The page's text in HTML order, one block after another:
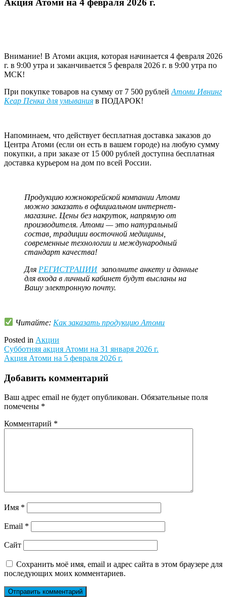
Акция Атоми на 4 февраля 2026 г.
Внимание! В Атоми акция, которая начинается 4 февраля 2026
г. в 9:00 утра и заканчивается 5 февраля 2026 г. в 9:00 утра по
МСК!
При покупке товаров на сумму от 7 500 рублейАтоми Ивнинг
Кеар Пенка для умывания в ПОДАРОК!
Напоминаем, что действует бесплатная доставка заказов до
Центра Атоми (если он есть в вашем городе) на любую сумму
покупки, а при заказе от 15 000 рублей доступна бесплатная
доставка курьером на дом по всей России.
Продукцию южнокорейской компании Атоми
можно заказать в официальном интернет-
магазине. Цены без накруток, напрямую от
производителя. Атоми — это натуральный
состав, традиции восточной медицины,
современные технологии и международный
стандарт качества!
Для РЕГИСТРАЦИИзаполните анкету и данные
для входа в личный кабинет будут высланы на
Вашу электронную почту.
Читайте: Как заказать продукцию Атоми
Posted in Акции
Навигация
по
записям
Субботняя акция Атоми на 31 января 2026 г.
Акция Атоми на 5 февраля 2026 г.
Добавить комментарий
Ваш адрес email не будет опубликован. Обязательные поля
помечены *
Комментарий *
Имя *
Email *
Сайт
Сохранить моё имя, email и адрес сайта в этом браузере для
последующих моих комментариев.